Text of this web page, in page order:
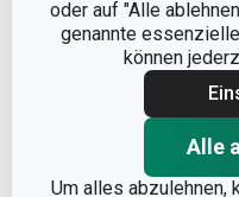
oder auf "Alle
genannte
können
Alle
Um alles abzulehnen,
Widerrufsrecht
Impressum
Versand & Zahlung
Garantie
Mehrwert
TESCOMA Club
Meilensteine